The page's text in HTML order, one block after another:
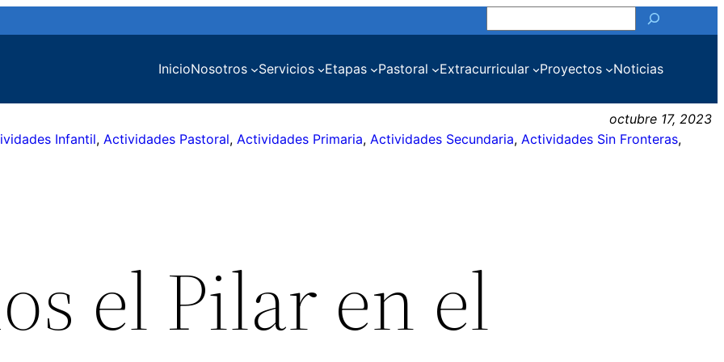
InicioNosotros Servicios Etapas Pastoral Extracurricular Proyectos Noticias
octubre 17, 2023
Infantil, Actividades Pastoral, Actividades Primaria, Actividades Secundaria, Actividades Sin Fronteras
el Pilar en el